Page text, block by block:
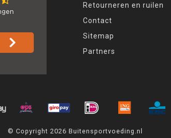
Retourneren en ruilen
Contact
Sitemap
Partners
© Copyright 2026 Buitensportvoeding.nl